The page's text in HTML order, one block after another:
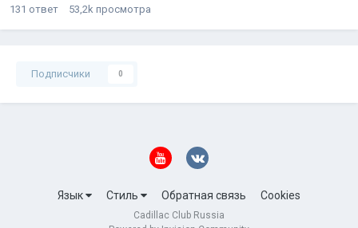
131 ответ 53,2k просмотра
Подписчики 0
Язык Стиль Обратная связь Cookies
Cadillac Club Russia